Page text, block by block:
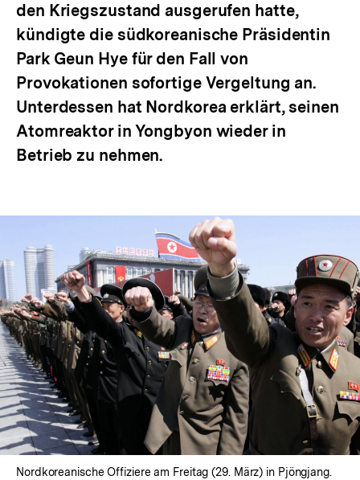
den Kriegszustand ausgerufen hatte,
kündigte die südkoreanische Präsidentin
Park Geun Hye für den Fall von
Provokationen sofortige Vergeltung an.
Unterdessen hat Nordkorea erklärt, seinen
Atomreaktor in Yongbyon wieder in
Betrieb zu nehmen.
Nordkoreanische Offiziere am Freitag (29. März) in Pjöngjang.